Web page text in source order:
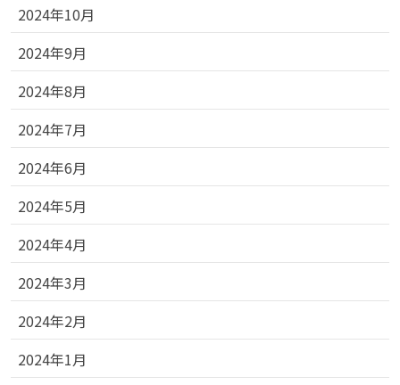
2024年10月
2024年9月
2024年8月
2024年7月
2024年6月
2024年5月
2024年4月
2024年3月
2024年2月
2024年1月